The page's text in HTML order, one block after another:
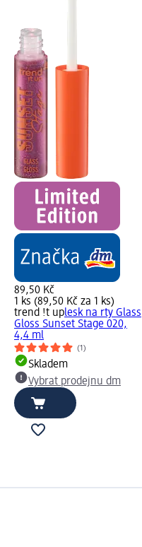
89,50 Kč
1 ks (89,50 Kč za 1 ks)
trend !t uplesk na rty Glass
Gloss Sunset Stage 020,
4,4 ml
(1)
Skladem
Vybrat prodejnu dm